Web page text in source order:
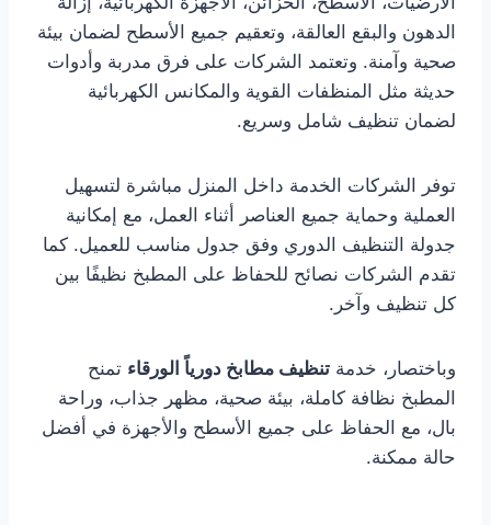
الدهون والبقع العالقة، وتعقيم جميع الأسطح لضمان بيئة
صحية وآمنة. وتعتمد الشركات على فرق مدربة وأدوات
حديثة مثل المنظفات القوية والمكانس الكهربائية
لضمان تنظيف شامل وسريع.
توفر الشركات الخدمة داخل المنزل مباشرة لتسهيل
العملية وحماية جميع العناصر أثناء العمل، مع إمكانية
جدولة التنظيف الدوري وفق جدول مناسب للعميل. كما
تقدم الشركات نصائح للحفاظ على المطبخ نظيفًا بين
كل تنظيف وآخر.
وباختصار، خدمة تنظيف مطابخ دورياً الورقاء تمنح
المطبخ نظافة كاملة، بيئة صحية، مظهر جذاب، وراحة
بال، مع الحفاظ على جميع الأسطح والأجهزة في أفضل
حالة ممكنة.